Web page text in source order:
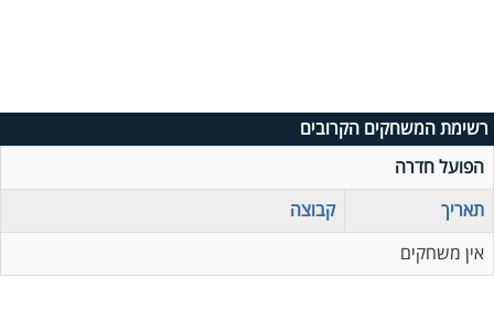
רשימת המשחקים הקרובים
הפועל חדרה
תאריך
קבוצה
אין משחקים